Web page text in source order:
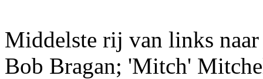
Middelste rij van links naar
Bob Bragan; 'Mitch'